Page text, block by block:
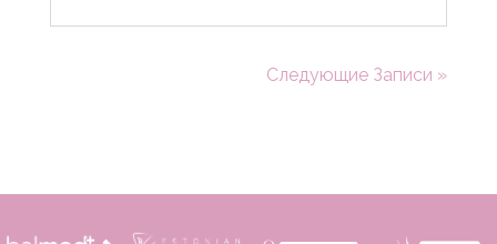
Следующие Записи »